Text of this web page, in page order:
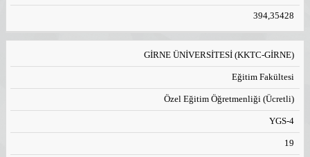
394,35428
GİRNE ÜNİVERSİTESİ (KKTC-GİRNE)
Eğitim Fakültesi
Özel Eğitim Öğretmenliği (Ücretli)
YGS-4
19